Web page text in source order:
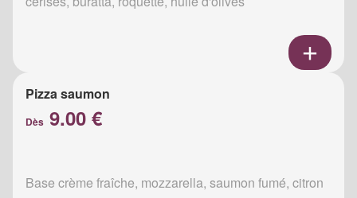
Pizza saumon
Dès 9.00 €
Base crème fraîche, mozzarella, saumon fumé, citron